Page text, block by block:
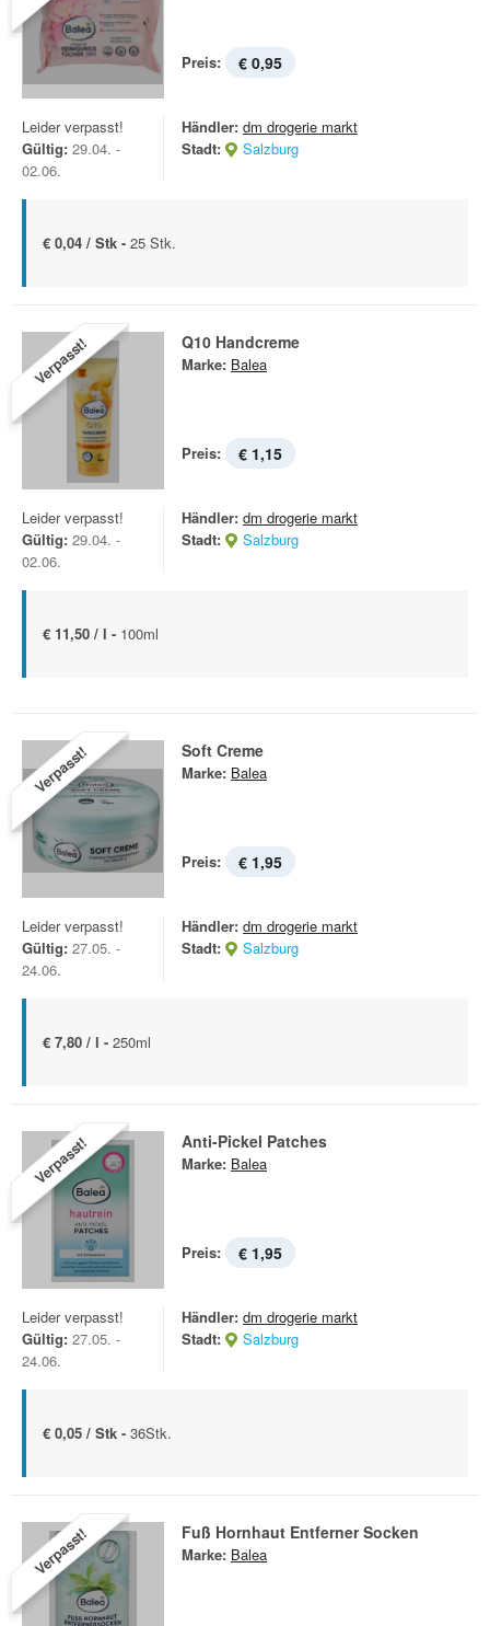
Preis: € 0,95
Leider verpasst!
Gültig: 29.04. -
02.06.
Händler: dm drogerie markt
Stadt:
Salzburg
€ 0,04 / Stk - 25 Stk.
Verpasst! Q10 Handcreme
Marke: Balea
Preis: € 1,15
Leider verpasst!
Gültig: 29.04. -
02.06.
Händler: dm drogerie markt
Stadt:
Salzburg
€ 11,50 / l - 100ml
Verpasst! Soft Creme
Marke: Balea
Preis: € 1,95
Leider verpasst!
Gültig: 27.05. -
24.06.
Händler: dm drogerie markt
Stadt:
Salzburg
€ 7,80 / l - 250ml
Verpasst! Anti-Pickel Patches
Marke: Balea
Preis: € 1,95
Leider verpasst!
Gültig: 27.05. -
24.06.
Händler: dm drogerie markt
Stadt:
Salzburg
€ 0,05 / Stk - 36Stk.
Verpasst! Fuß Hornhaut Entferner Socken
Marke: Balea